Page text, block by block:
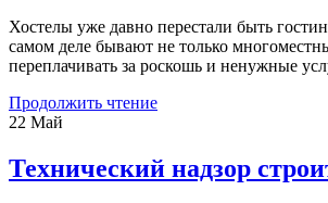
Хостелы уже давно перестали быть
самом деле бывают не только
переплачивать за роскошь и ненужные
Продолжить чтение
22 Май
Технический надзор